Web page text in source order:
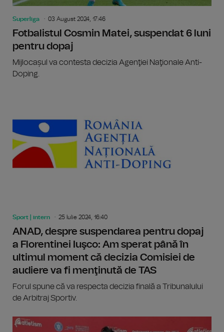
Superliga 03 August 2024, 17:46
Fotbalistul Cosmin Matei, suspendat 6 luni
pentru dopaj
Mijlocașul va contesta decizia Agenţiei Naţionale Anti-
Doping.
Sport | intern 25 Iulie 2024, 16:40
ANAD, despre suspendarea pentru dopaj
a Florentinei Iuşco: Am sperat până în
ultimul moment că decizia Comisiei de
audiere va fi menţinută de TAS
Forul spune că va respecta decizia finală a Tribunalului
de Arbitraj Sportiv.